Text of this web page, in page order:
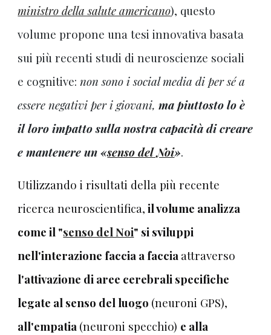
ministro della salute americano), questo
volume propone una tesi innovativa basata
sui più recenti studi di neuroscienze sociali
e cognitive: non sono i social media di per sé a
essere negativi per i giovani,ma piuttosto lo è
il loro impatto sulla nostra capacità di creare
e mantenere un «senso del Noi».
Utilizzando i risultati della più recente
ricerca neuroscientifica, il volume analizza
come il "senso del Noi" si sviluppi
nell'interazione faccia a faccia attraverso
l'attivazione di aree cerebrali specifiche
legate al senso del luogo (neuroni GPS),
all'empatia (neuroni specchio) e alla